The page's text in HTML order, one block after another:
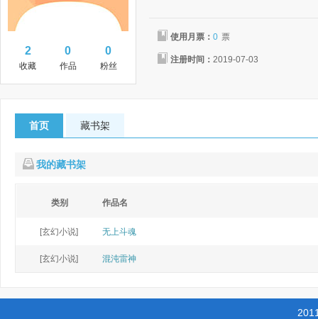
2
收藏
0
作品
0
粉丝
使用月票： 0 票
注册时间： 2019-07-03
首页 藏书架
我的藏书架
类别 作品名
[玄幻小说] 无上斗魂
[玄幻小说] 混沌雷神